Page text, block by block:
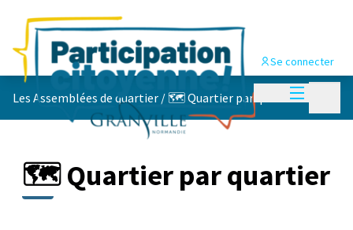
Menu
Se connecter
Les Assemblées de quartier / 🗺️ Quartier par quartier
🗺️ Quartier par quartier